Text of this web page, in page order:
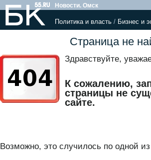
Новости. Омск
Политика и власть / Бизнес и
Страница не
Здравствуйте,
К сожалению,
страницы не
сайте.
Возможно, это случилось по одной